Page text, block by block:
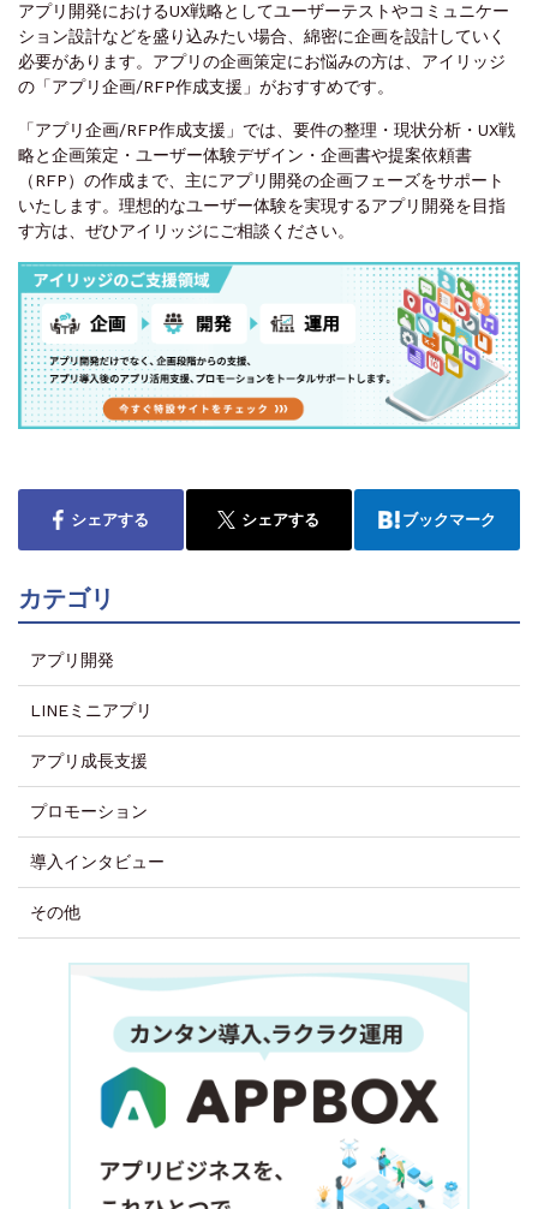
アプリ開発におけるUX戦略としてユーザーテストやコミュニケー
ション設計などを盛り込みたい場合、綿密に企画を設計していく
必要があります。アプリの企画策定にお悩みの方は、アイリッジ
の「アプリ企画/RFP作成支援」がおすすめです。
「アプリ企画/RFP作成支援」では、要件の整理・現状分析・UX戦
略と企画策定・ユーザー体験デザイン・企画書や提案依頼書
（RFP）の作成まで、主にアプリ開発の企画フェーズをサポート
いたします。理想的なユーザー体験を実現するアプリ開発を目指
す方は、ぜひアイリッジにご相談ください。
シェアする シェアする ブックマーク
カテゴリ
アプリ開発
LINEミニアプリ
アプリ成長支援
プロモーション
導入インタビュー
その他